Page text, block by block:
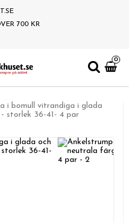
700 KR
0
i bomull vitrandiga i glada
storlek 36-41- 4 par